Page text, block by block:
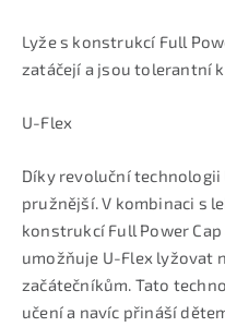
Lyže s konstrukcí Full
zatáčejí a jsou tolerantní
U-Flex
Díky revoluční technologii
pružnější. V kombinaci s
konstrukcí Full Power
umožňuje U-Flex lyžovat
začátečníkům. Tato
učení a navíc přináší